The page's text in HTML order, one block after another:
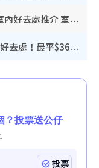
香港室內好去處｜逾35大歎冷氣室內好去處推介 室內活動免費避雨無懼落雨
唱K推介2026︱全港13大卡啦OK好去處！最平$36起 日文K都有！(附地址+收費詳情)